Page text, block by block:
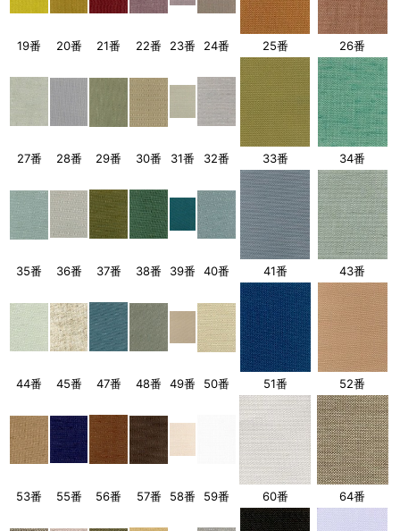
19番 20番 21番 22番 23番 24番 25番 26番
27番 28番 29番 30番 31番 32番 33番 34番
35番 36番 37番 38番 39番 40番 41番 43番
44番 45番 47番 48番 49番 50番 51番 52番
53番 55番 56番 57番 58番 59番 60番 64番